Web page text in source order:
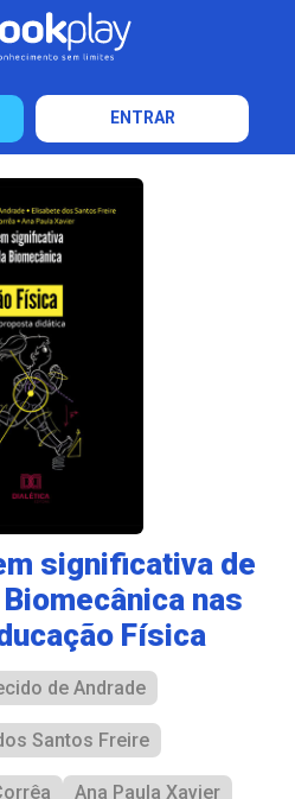
ENTRAR
significativa de
nas
Física
de Andrade
Santos Freire
Ana Paula Xavier